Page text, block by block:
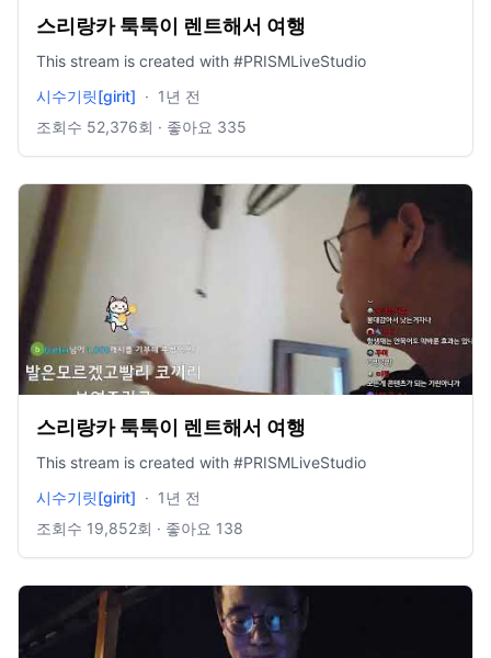
스리랑카 툭툭이 렌트해서 여행
This stream is created with #PRISMLiveStudio
시수기릿[girit] · 1년 전
조회수 52,376회 · 좋아요 335
스리랑카 툭툭이 렌트해서 여행
This stream is created with #PRISMLiveStudio
시수기릿[girit] · 1년 전
조회수 19,852회 · 좋아요 138